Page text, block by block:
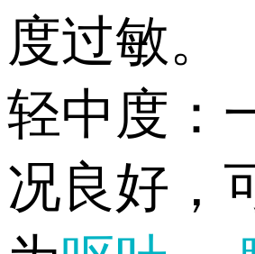
度过敏。
轻中度：
况良好，